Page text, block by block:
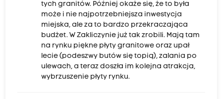
tych granitów. Później okaże się, że to była
może i nie najpotrzebniejsza inwestycja
miejska, ale za to bardzo przekraczająca
budżet. W Zakliczynie już tak zrobili. Mają tam
na rynku piękne płyty granitowe oraz upał
lecie (podeszwy butów się topią), zalania po
ulewach, a teraz doszła im kolejna atrakcja,
wybrzuszenie płyty rynku.